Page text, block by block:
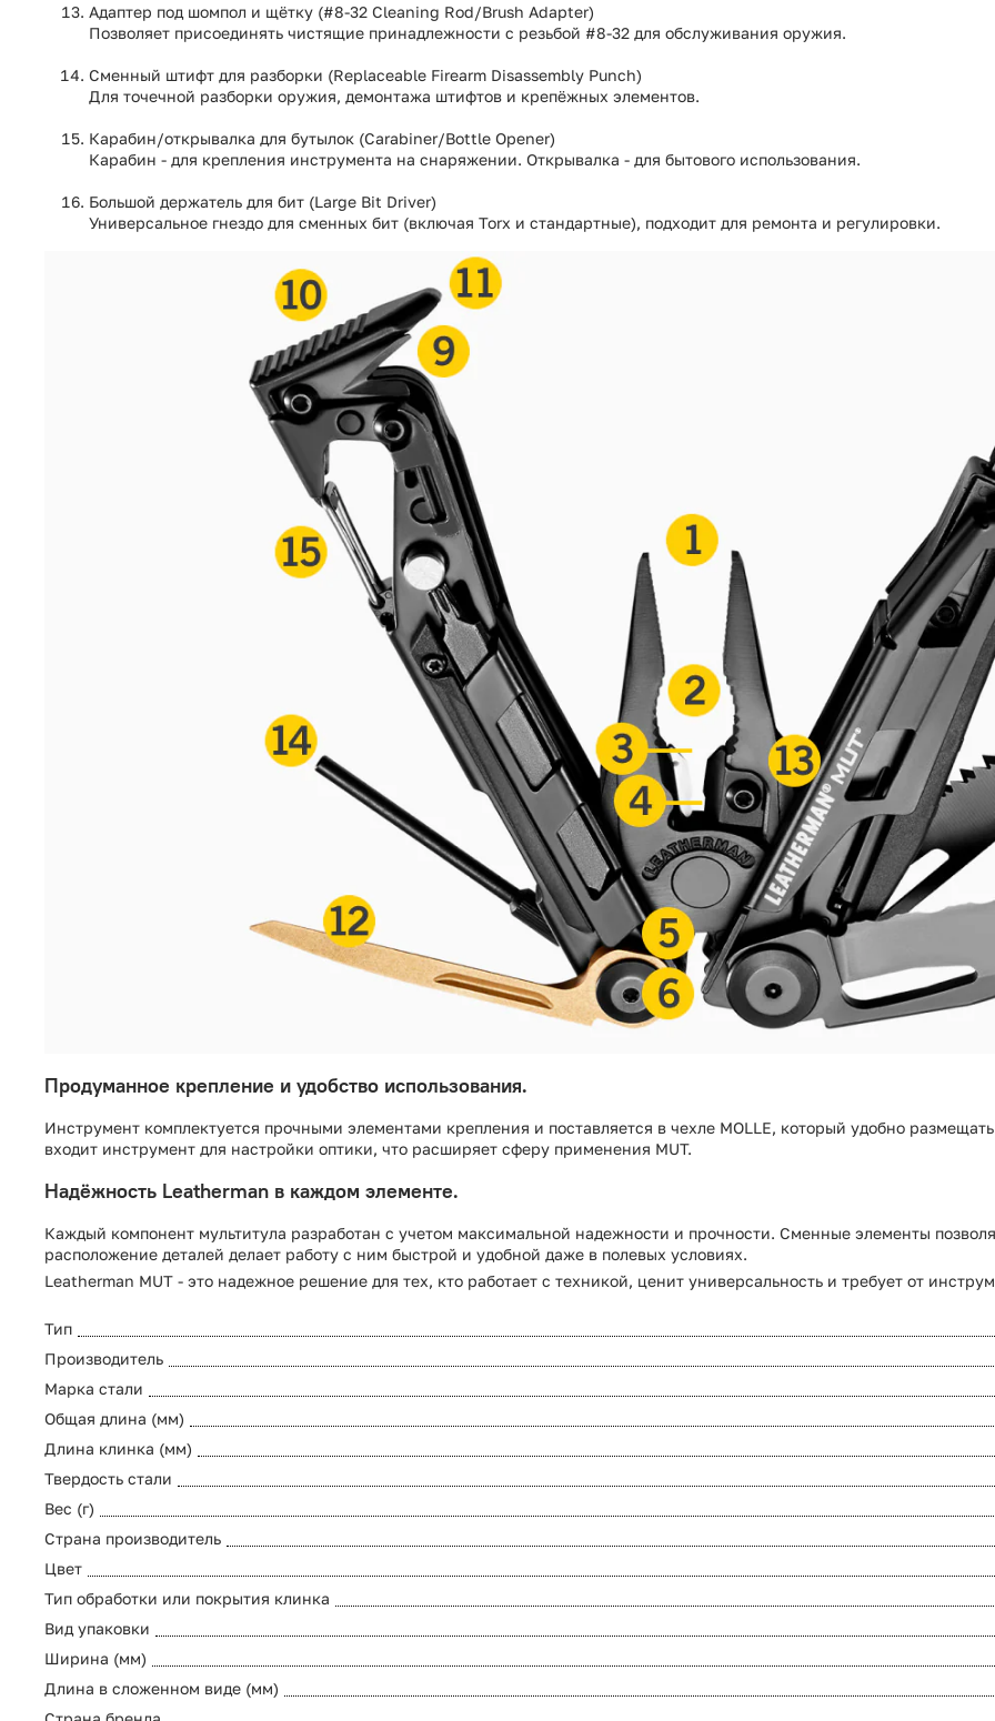
Адаптер под шомпол и щётку (#8-32 Cleaning Rod/Brush Adapter)
Позволяет присоединять чистящие принадлежности с резьбой #8-32 для обслуживания оружия.
Сменный штифт для разборки (Replaceable Firearm Disassembly Punch)
Для точечной разборки оружия, демонтажа штифтов и крепёжных элементов.
Карабин/открывалка для бутылок (Carabiner/Bottle Opener)
Карабин - для крепления инструмента на снаряжении. Открывалка - для бытового использования.
Большой держатель для бит (Large Bit Driver)
Универсальное гнездо для сменных бит (включая Torx и стандартные), подходит для ремонта и регулировки.
Продуманное крепление и удобство использования.
Инструмент комплектуется прочными элементами крепления и поставляется в чехле MOLLE, который удобно
входит инструмент для настройки оптики, что расширяет сферу применения MUT.
Надёжность Leatherman в каждом элементе.
Каждый компонент мультитула разработан с учетом максимальной надежности и прочности. Сменные элементы
расположение деталей делает работу с ним быстрой и удобной даже в полевых условиях.
Leatherman MUT - это надежное решение для тех, кто работает с техникой, ценит универсальность и требует от
Тип
Производитель
Марка стали
Общая длина (мм)
Длина клинка (мм)
Твердость стали
Вес (г)
Страна производитель
Цвет
Тип обработки или покрытия клинка
Вид упаковки
Ширина (мм)
Длина в сложенном виде (мм)